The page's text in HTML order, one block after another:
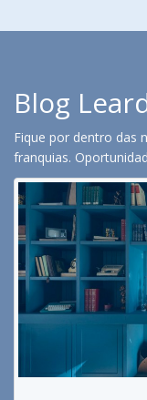
Blog
Fique por dentro das
franquias.